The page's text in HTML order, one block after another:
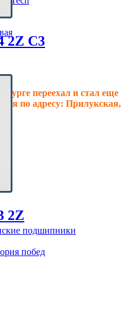
переехал и стал еще
по адресу: Прилукская,
подшипники
побед
2Z C3
2Z